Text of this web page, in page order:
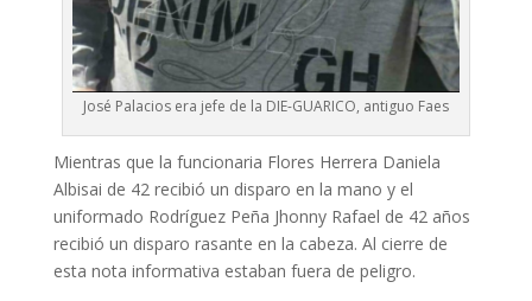
José Palacios era jefe de la DIE-GUARICO, antiguo Faes
Mientras que la funcionaria Flores Herrera Daniela
Albisai de 42 recibió un disparo en la mano y el
uniformado Rodríguez Peña Jhonny Rafael de 42 años
recibió un disparo rasante en la cabeza. Al cierre de
esta nota informativa estaban fuera de peligro.